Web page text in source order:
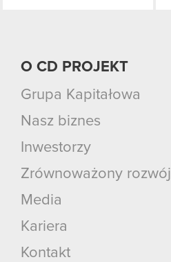
O CD PROJEKT
Grupa Kapitałowa
Nasz biznes
Inwestorzy
Zrównoważony rozwój
Media
Kariera
Kontakt